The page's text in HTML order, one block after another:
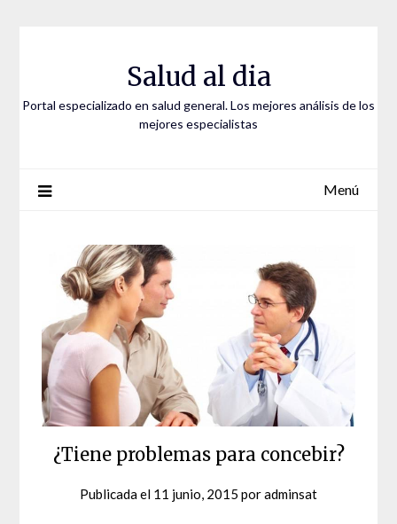
Salud al dia
Portal especializado en salud general. Los mejores análisis de los
mejores especialistas
Menú
¿Tiene problemas para concebir?
Publicada el 11 junio, 2015 poradminsat